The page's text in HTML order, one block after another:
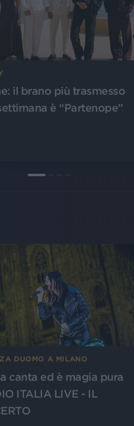
il brano più trasmesso
è “Partenope”
DUOMO A MILANO
canta ed è magia pura
ITALIA LIVE - IL